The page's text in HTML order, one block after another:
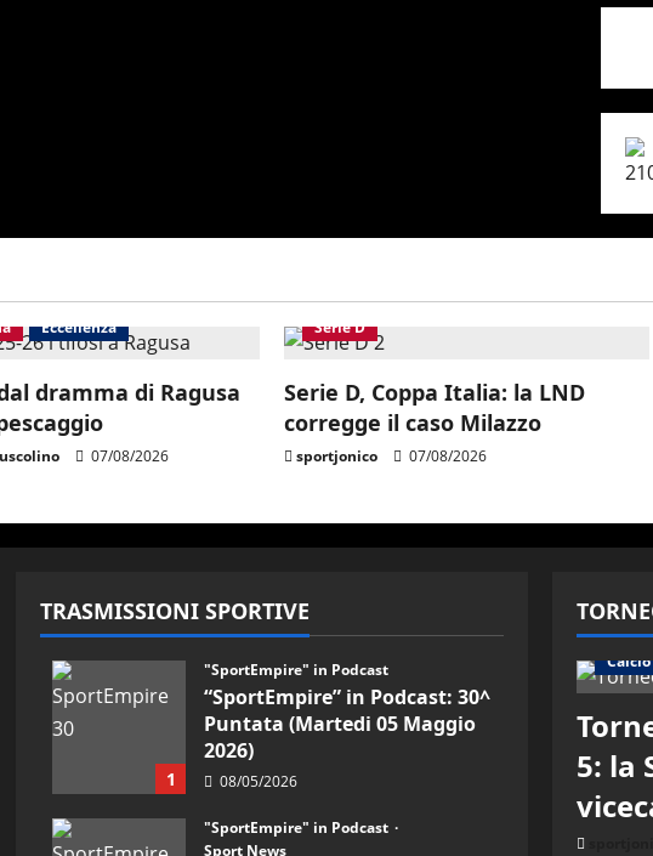
Eccellenza
dramma di Ragusa
07/08/2026
Serie D
Serie D, Coppa Italia: la LND
corregge il caso Milazzo
sportjonico 07/08/2026
TRASMISSIONI SPORTIVE
1
"SportEmpire" in Podcast
“SportEmpire” in Podcast: 30^
Puntata (Martedi 05 Maggio
2026)
08/05/2026
"SportEmpire" in Podcast
Sport News
5: la